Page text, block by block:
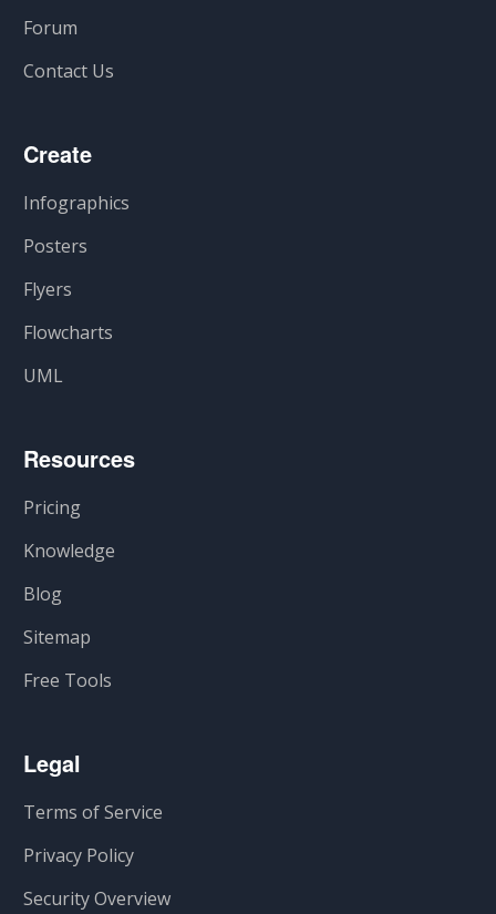
Forum
Contact Us
Create
Infographics
Posters
Flyers
Flowcharts
UML
Resources
Pricing
Knowledge
Blog
Sitemap
Free Tools
Legal
Terms of Service
Privacy Policy
Security Overview